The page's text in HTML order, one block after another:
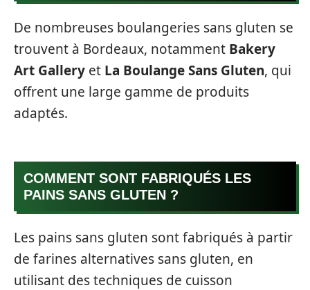
De nombreuses boulangeries sans gluten se
trouvent à Bordeaux, notamment Bakery
Art Gallery et La Boulange Sans Gluten, qui
offrent une large gamme de produits
adaptés.
COMMENT SONT FABRIQUÉS LES
PAINS SANS GLUTEN ?
Les pains sans gluten sont fabriqués à partir
de farines alternatives sans gluten, en
utilisant des techniques de cuisson